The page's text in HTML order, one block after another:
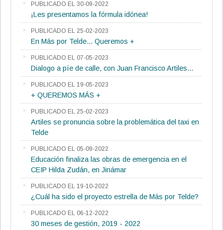
PUBLICADO EL 30-09-2022
¡Les presentamos la fórmula idónea!
PUBLICADO EL 25-02-2023
En Más por Telde... Queremos +
PUBLICADO EL 07-05-2023
Dialogo a píe de calle, con Juan Francisco Artiles...
PUBLICADO EL 19-05-2023
+ QUEREMOS MÁS +
PUBLICADO EL 25-02-2023
Artiles se pronuncia sobre la problemática del taxi en
Telde
PUBLICADO EL 05-09-2022
Educación finaliza las obras de emergencia en el
CEIP Hilda Zudán, en Jinámar
PUBLICADO EL 19-10-2022
¿Cuál ha sido el proyecto estrella de Más por Telde?
PUBLICADO EL 06-12-2022
30 meses de gestión, 2019 - 2022